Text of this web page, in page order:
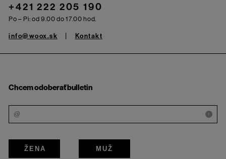
+421 222 205 190
Po – Pi: od 9.00 do 17.00 hod.
info@woox.sk Kontakt
Chcem odoberať bulletin
i
ŽENA MUŽ